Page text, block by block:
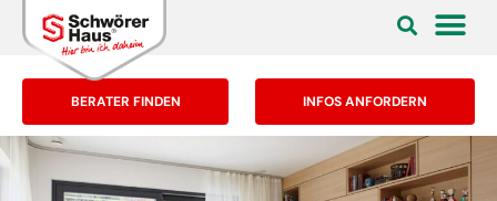
BERATER FINDEN INFOS ANFORDERN